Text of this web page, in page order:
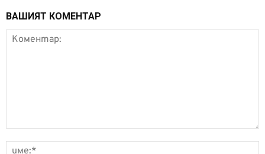
ВАШИЯТ КОМЕНТАР